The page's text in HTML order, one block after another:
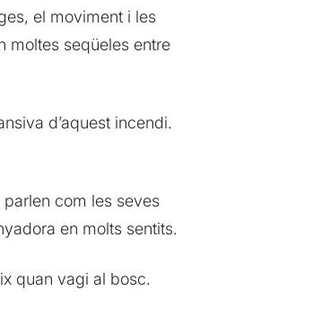
el moviment i les
moltes seqüeles entre
d’aquest incendi.
com les seves
en molts sentits.
quan vagi al bosc.